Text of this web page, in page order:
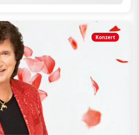
Konzert